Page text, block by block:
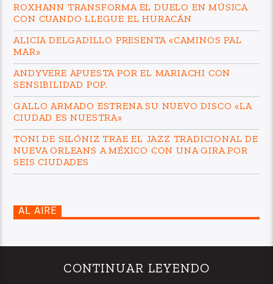
ROXHANN TRANSFORMA EL DUELO EN MÚSICA
CON CUANDO LLEGUE EL HURACÁN
ALICIA DELGADILLO PRESENTA «CAMINOS PAL
MAR»
ANDYVERE APUESTA POR EL MARIACHI CON
SENSIBILIDAD POP.
GALLO ARMADO ESTRENA SU NUEVO DISCO «LA
CIUDAD ES NUESTRA»
TONI DE SILÓNIZ TRAE EL JAZZ TRADICIONAL DE
NUEVA ORLEANS A MÉXICO CON UNA GIRA POR
SEIS CIUDADES
AL AIRE
CONTINUAR LEYENDO